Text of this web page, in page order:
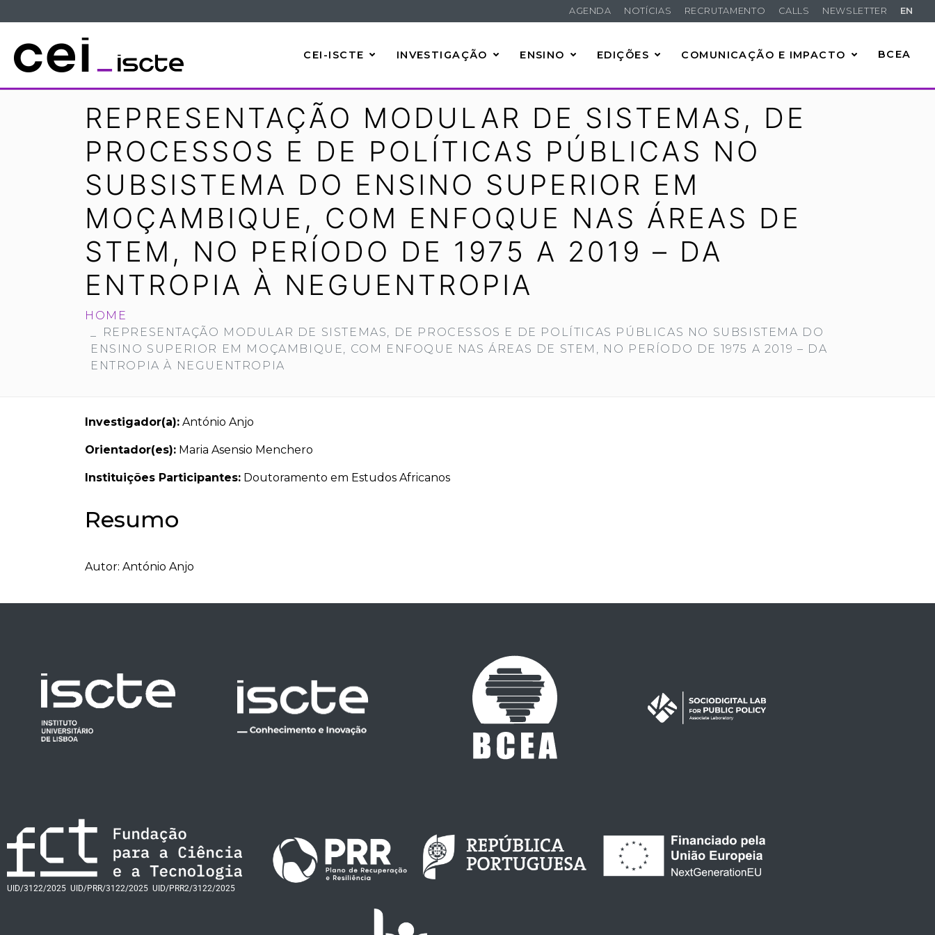
AGENDA NOTÍCIAS RECRUTAMENTO CALLS NEWSLETTER EN
CEI-ISCTE INVESTIGAÇÃO ENSINO EDIÇÕES COMUNICAÇÃO E IMPACTO BCEA
REPRESENTAÇÃO MODULAR DE SISTEMAS, DE
PROCESSOS E DE POLÍTICAS PÚBLICAS NO
SUBSISTEMA DO ENSINO SUPERIOR EM
MOÇAMBIQUE, COM ENFOQUE NAS ÁREAS DE
STEM, NO PERÍODO DE 1975 A 2019 – DA
ENTROPIA À NEGUENTROPIA
HOME
REPRESENTAÇÃO MODULAR DE SISTEMAS, DE PROCESSOS E DE POLÍTICAS PÚBLICAS NO SUBSISTEMA DO
ENSINO SUPERIOR EM MOÇAMBIQUE, COM ENFOQUE NAS ÁREAS DE STEM, NO PERÍODO DE 1975 A 2019 – DA
ENTROPIA À NEGUENTROPIA
Investigador(a): António Anjo
Orientador(es): Maria Asensio Menchero
Instituições Participantes: Doutoramento em Estudos Africanos
Resumo
Autor: António Anjo
UID/3122/2025 UID/PRR/3122/2025 UID/PRR2/3122/2025